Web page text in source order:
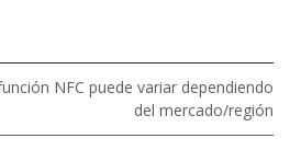
NFC puede variar dependiendo
del mercado/región